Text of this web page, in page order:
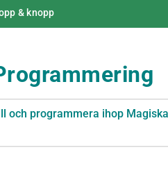
& knopp
och programmera ihop Magiska